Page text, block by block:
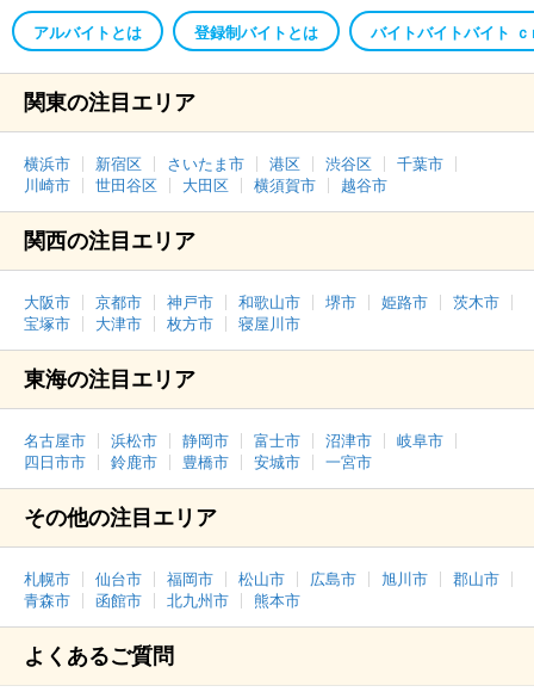
アルバイトとは 登録制バイトとは バイトバイトバイト ｃ
関東の注目エリア
横浜市 新宿区 さいたま市 港区 渋谷区
千葉市
川崎市
世田谷区 大田区 横須賀市 越谷市
関西の注目エリア
大阪市 京都市 神戸市 和歌山市 堺市 姫路市
茨木市
宝塚市
大津市 枚方市 寝屋川市
東海の注目エリア
名古屋市 浜松市 静岡市 富士市 沼津市
岐阜市
四日市市
鈴鹿市 豊橋市 安城市 一宮市
その他の注目エリア
札幌市 仙台市 福岡市 松山市 広島市 旭川市
郡山市
青森市
函館市 北九州市 熊本市
よくあるご質問